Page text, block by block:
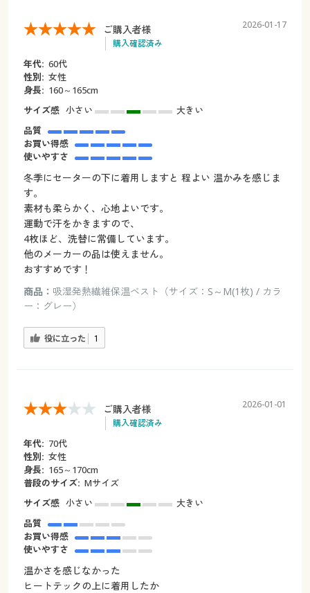
ご購入者様
購入確認済み
2026-01-17
年代: 60代
性別: 女性
身長: 160～165cm
サイズ感 小さい
大きい
品質
お買い得感
使いやすさ
冬季にセーターの下に着用しますと 程よい 温かみを感じま
す。
素材も柔らかく、心地よいです。
運動で汗をかきますので、
4枚ほど、洗替に常備しています。
他のメーカーの品は使えません。
おすすめです！
商品： 吸湿発熱繊維保温ベスト（サイズ：S～M(1枚) / カラ
ー：グレー）
役に立った 1
ご購入者様
購入確認済み
2026-01-01
年代: 70代
性別: 女性
身長: 165～170cm
普段のサイズ: Mサイズ
サイズ感 小さい
大きい
品質
お買い得感
使いやすさ
温かさを感じなかった
ヒートテックの上に着用したか